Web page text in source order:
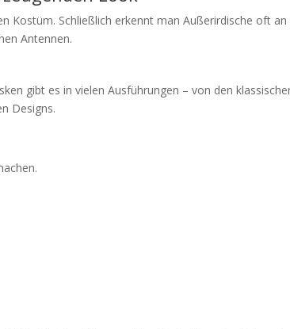
Kostüm. Schließlich erkennt man Außerirdische oft an
Antennen.
gibt es in vielen Ausführungen – von den
Designs.